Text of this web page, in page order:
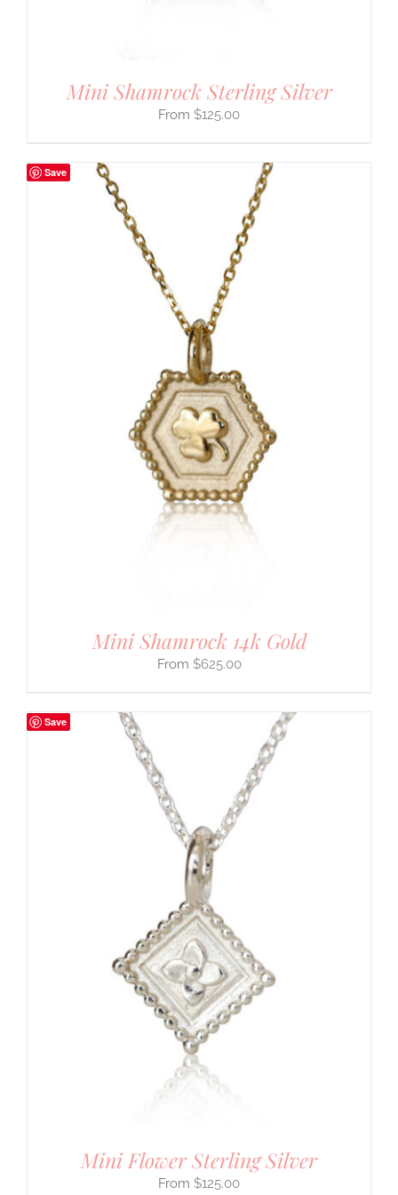
Mini Shamrock Sterling Silver
$125.00
Save
Mini Shamrock 14k Gold
$625.00
Save
Mini Flower Sterling Silver
$125.00